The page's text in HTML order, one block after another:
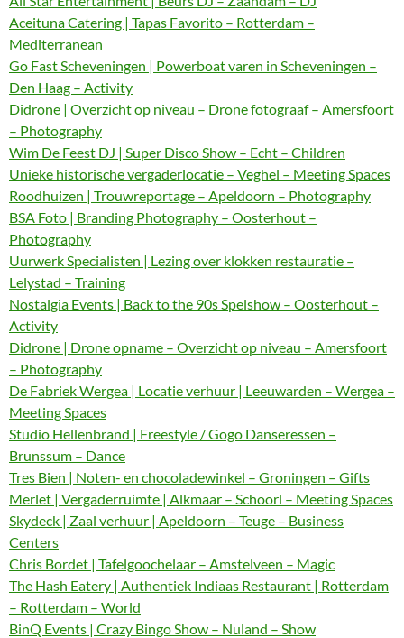
Aceituna Catering | Tapas Favorito – Rotterdam –
Mediterranean
Go Fast Scheveningen | Powerboat varen in Scheveningen –
Den Haag – Activity
Didrone | Overzicht op niveau – Drone fotograaf – Amersfoort
– Photography
Wim De Feest DJ | Super Disco Show – Echt – Children
Unieke historische vergaderlocatie – Veghel – Meeting Spaces
Roodhuizen | Trouwreportage – Apeldoorn – Photography
BSA Foto | Branding Photography – Oosterhout –
Photography
Uurwerk Specialisten | Lezing over klokken restauratie –
Lelystad – Training
Nostalgia Events | Back to the 90s Spelshow – Oosterhout –
Activity
Didrone | Drone opname – Overzicht op niveau – Amersfoort
– Photography
De Fabriek Wergea | Locatie verhuur | Leeuwarden – Wergea –
Meeting Spaces
Studio Hellenbrand | Freestyle / Gogo Danseressen –
Brunssum – Dance
Tres Bien | Noten- en chocoladewinkel – Groningen – Gifts
Merlet | Vergaderruimte | Alkmaar – Schoorl – Meeting Spaces
Skydeck | Zaal verhuur | Apeldoorn – Teuge – Business
Centers
Chris Bordet | Tafelgoochelaar – Amstelveen – Magic
The Hash Eatery | Authentiek Indiaas Restaurant | Rotterdam
– Rotterdam – World
BinQ Events | Crazy Bingo Show – Nuland – Show